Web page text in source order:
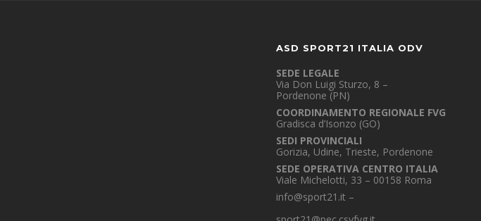
ASD SPORT21 ITALIA ODV
SEDE LEGALE
Via Don Luigi Sturzo, 8 –
Pordenone (PN)
COORDINAMENTO REGIONALE FVG
Gradisca d’Isonzo (GO)
SEDI PROVINCIALI
Gorizia, Udine, Trieste, Pordenone
SEDE OPERATIVA CENTRO ITALIA
Viale Michelotti, 33 – 00158 Roma
info@sport21.it –